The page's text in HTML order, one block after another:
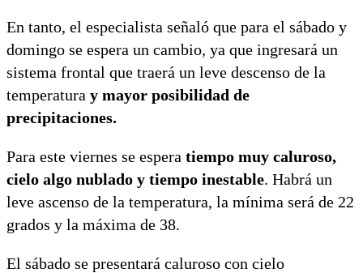
En tanto, el especialista señaló que para el sábado y
domingo se espera un cambio, ya que ingresará un
sistema frontal que traerá un leve descenso de la
temperatura y mayor posibilidad de
precipitaciones.
Para este viernes se espera tiempo muy caluroso,
cielo algo nublado y tiempo inestable. Habrá un
leve ascenso de la temperatura, la mínima será de 22
grados y la máxima de 38.
El sábado se presentará caluroso con cielo